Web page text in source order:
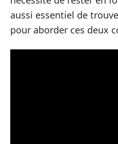
aussi essentiel de
pour aborder ces deux